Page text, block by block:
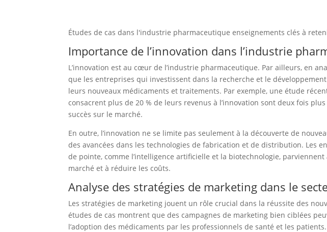
Études de cas dans l'industrie pharmaceutique enseignements clés à
Importance de l’innovation dans l’industrie
L’innovation est au cœur de l’industrie pharmaceutique. Par ailleurs, en
que les entreprises qui investissent dans la recherche et le
leurs nouveaux médicaments et traitements. Par exemple, une étude
consacrent plus de 20 % de leurs revenus à l’innovation sont deux fois
succès sur le marché.
En outre, l’innovation ne se limite pas seulement à la découverte de
des avancées dans les technologies de fabrication et de distribution. Les
de pointe, comme l’intelligence artificielle et la biotechnologie,
marché et à réduire les coûts.
Analyse des stratégies de marketing dans le
Les stratégies de marketing jouent un rôle crucial dans la réussite des
études de cas montrent que des campagnes de marketing bien ciblées
l’adoption des médicaments par les professionnels de santé et les